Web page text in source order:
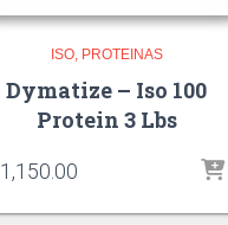
ISO PROTEINAS
Dymatize – Iso 100
Protein 3 Lbs
1,150.00